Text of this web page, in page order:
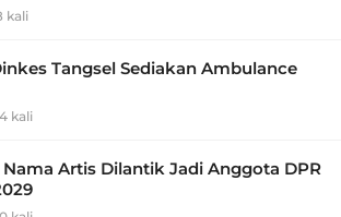
kali
Tangsel Sediakan Ambulance
kali
Nama Artis Dilantik Jadi Anggota DPR